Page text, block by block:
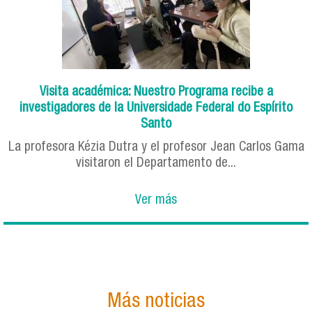
Visita académica: Nuestro Programa recibe a
investigadores de la Universidade Federal do Espírito
Santo
La profesora Kézia Dutra y el profesor Jean Carlos Gama
visitaron el Departamento de...
Ver más
Más noticias